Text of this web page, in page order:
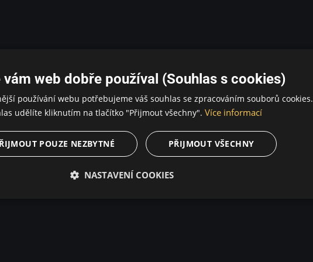
vám web dobře používal (Souhlas s cookies)
používání webu potřebujeme váš souhlas se zpracováním souborů cookies.
udělíte kliknutím na tlačítko "Přijmout všechny". Více informací
PŘIJMOUT VŠECHNY
POUZE NEZBYTNÉ
NASTAVENÍ COOKIES